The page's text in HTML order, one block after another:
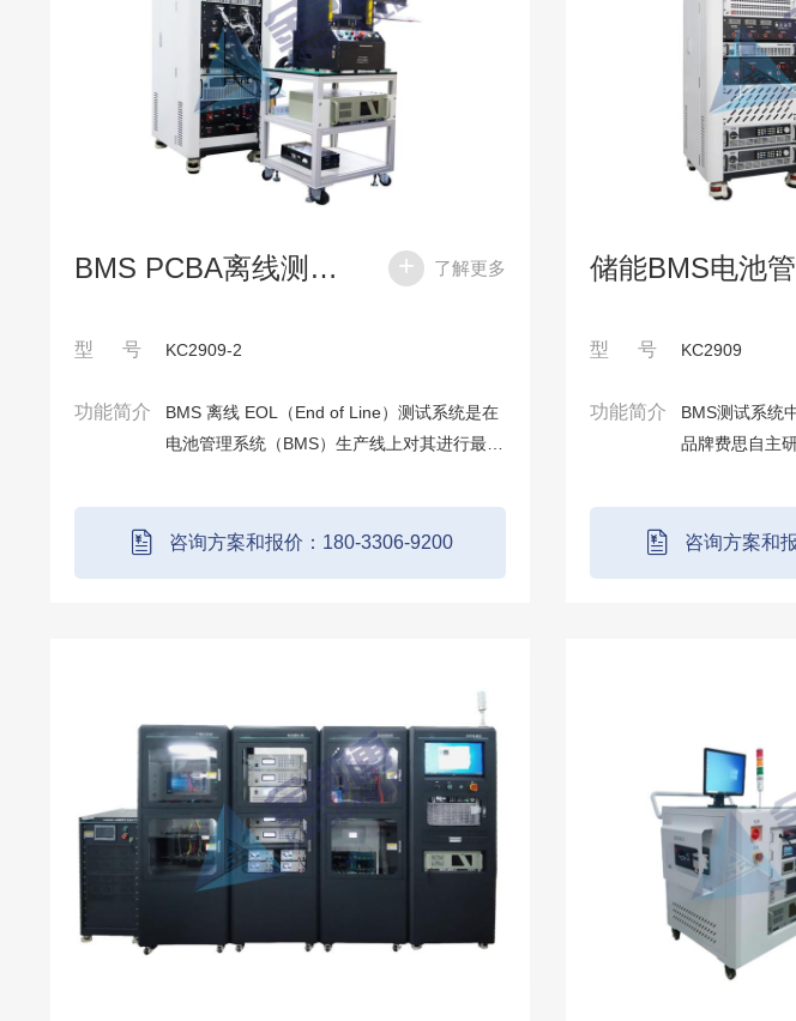
BMS PCBA离线测试系统 了解更多
型 号 KC2909-2
功能简介
BMS 离线 EOL（End of Line）测试系统是在
电池管理系统（BMS）生产线上对其进行最终
能和功能都符合设计要求。以下是该系统具备
的一些主要测试功能：（测试功能也可按客户
咨询方案和报价：180-3306-9200
型 号 KC2909
功能简介
BMS测试系统
品牌费思自主
和维护。该系
统采用软、硬
咨询方案和